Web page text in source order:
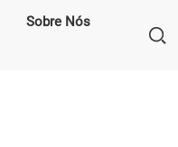
Sobre Nós